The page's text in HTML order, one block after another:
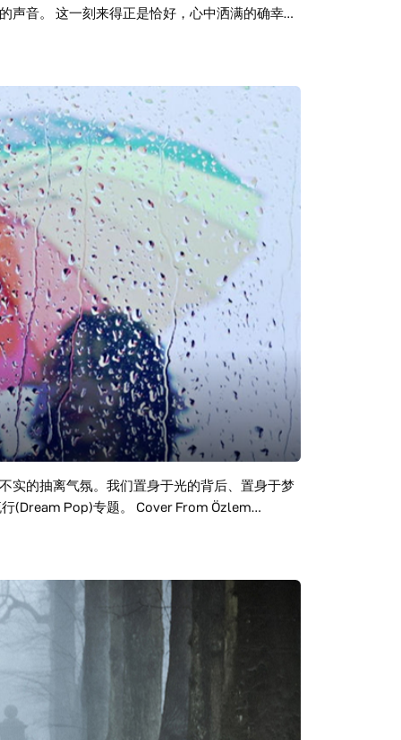
声音。 这一刻来得正是恰好，心中洒满的确幸让
乐里夹杂着悲伤，悲伤里牵扯着欢乐，或许这才
成器流行（Synth Pop）音乐专题，封面照片为
实的抽离气氛。我们置身于光的背后、置身于梦
(Dream Pop)专题。 Cover From Özlem